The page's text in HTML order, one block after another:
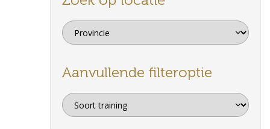
Aanvullende filteroptie